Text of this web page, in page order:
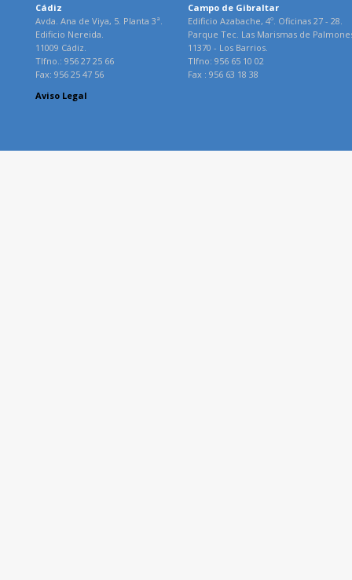
Cádiz
Avda. Ana de Viya, 5. Planta 3ª.
Edificio Nereida.
11009 Cádiz.
Tlfno.: 956 27 25 66
Fax: 956 25 47 56
Campo de Gibraltar
Edificio Azabache, 4º. Oficinas 27 - 28.
Parque Tec. Las Marismas de
11370 - Los Barrios.
Tlfno: 956 65 10 02
Fax : 956 63 18 38
Aviso Legal